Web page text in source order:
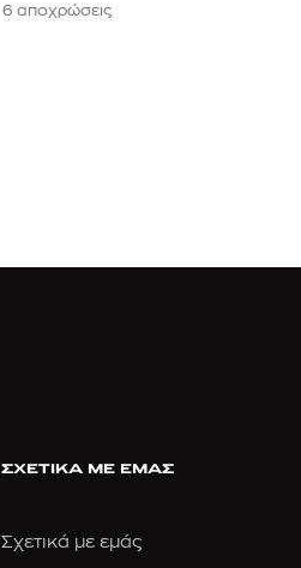
6 αποχρώσεις
ΣΧΕΤΙΚΑ ΜΕ ΕΜΑΣ
Σχετικά με εμάς